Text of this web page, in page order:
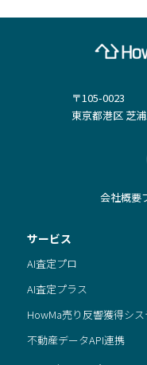
〒105-0023
東京都港区 芝
会社概要
サービス
AI査定プロ
AI査定プラス
HowMa売り反響獲得シス
不動産データAPI連携